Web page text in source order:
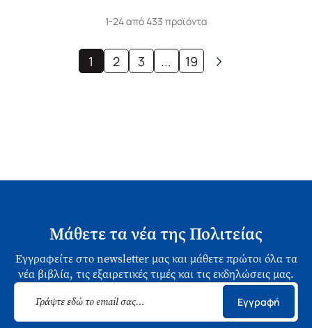
1-24 από 433 προϊόντα
1 2 3 ... 19
Μάθετε τα νέα της Πολιτείας
Εγγραφείτε στο newsletter μας και μάθετε πρώτοι όλα τα
νέα βιβλία, τις εξαιρετικές τιμές και τις εκδηλώσεις μας.
Εγγραφή